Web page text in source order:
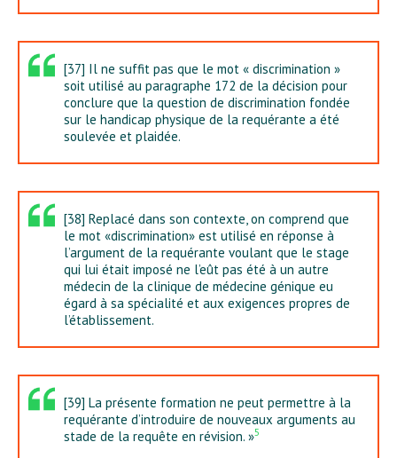
[37] Il ne suffit pas que le mot « discrimination »
soit utilisé au paragraphe 172 de la décision pour
conclure que la question de discrimination fondée
sur le handicap physique de la requérante a été
soulevée et plaidée.
[38] Replacé dans son contexte, on comprend que
le mot «discrimination» est utilisé en réponse à
l’argument de la requérante voulant que le stage
qui lui était imposé ne l’eût pas été à un autre
médecin de la clinique de médecine génique eu
égard à sa spécialité et aux exigences propres de
l’établissement.
[39] La présente formation ne peut permettre à la
requérante d’introduire de nouveaux arguments au
stade de la requête en révision. »5